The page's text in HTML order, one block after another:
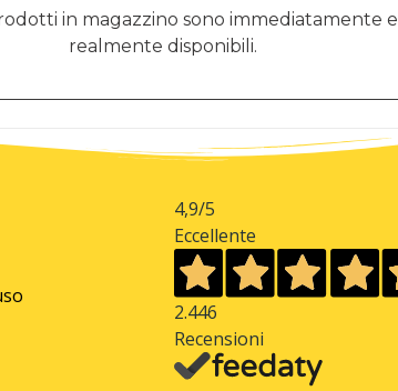
in magazzino sono immediatamente e
realmente disponibili.
4,9/5
Eccellente
2.446
Recensioni